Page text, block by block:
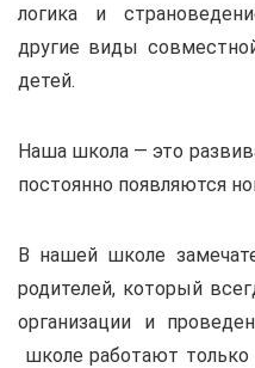
логика и
другие виды
детей.
Наша школа — это
постоянно появляются
В нашей школе
родителей, который
организации и
школе работают